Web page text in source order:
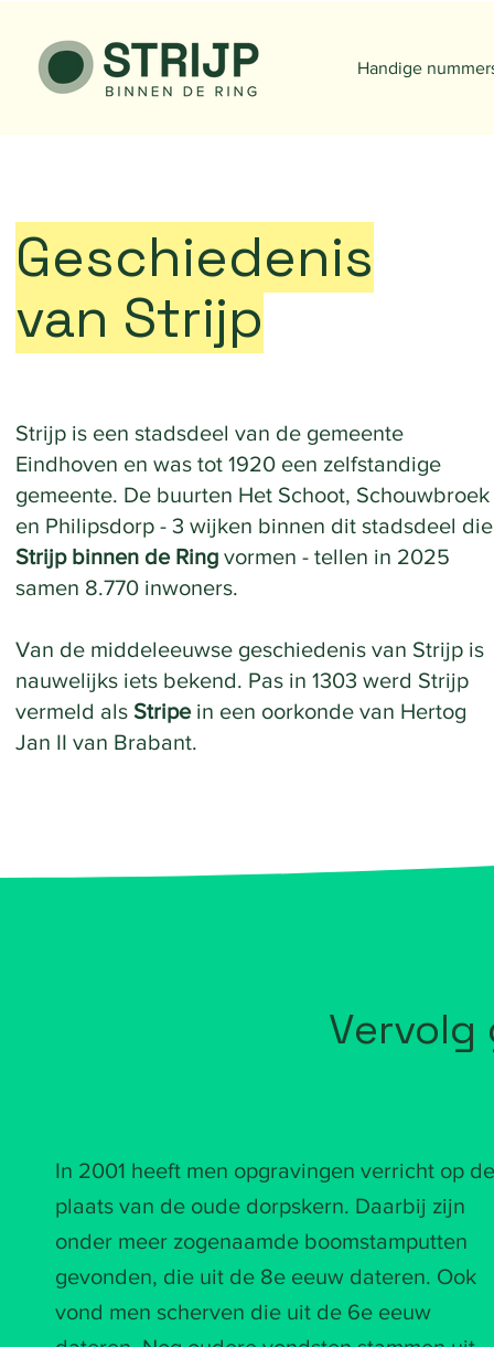
Handige
Geschiedenis
van Strijp
Strijp is een stadsdeel van de gemeente
Eindhoven en was tot 1920 een zelfstandige
gemeente. De buurten Het Schoot, Schouwbroek
en Philipsdorp - 3 wijken binnen dit stadsdeel die
Strijp binnen de Ring vormen - tellen in 2025
samen 8.770 inwoners.
Van de middeleeuwse geschiedenis van Strijp is
nauwelijks iets bekend. Pas in 1303 werd Strijp
vermeld als Stripein een oorkonde van Hertog
Jan II van Brabant.
Vervolg
In 2001 heeft men opgravingen verricht op de
plaats van de oude dorpskern. Daarbij zijn
onder meer zogenaamde boomstamputten
gevonden, die uit de 8e eeuw dateren. Ook
vond men scherven die uit de 6e eeuw